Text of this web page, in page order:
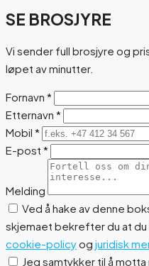
SE BROSJYRE
Vi sender full brosjyre og
løpet av minutter.
Fornavn *
Etternavn *
Mobil *
E-post *
Melding
Ved å hake av denne
skjemaet bekrefter du at du
cookie-policyog juridisk
Jeg samtykker til å